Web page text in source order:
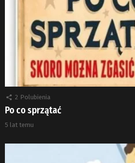
2 Polubienia
Po co sprzątać
5 lat temu